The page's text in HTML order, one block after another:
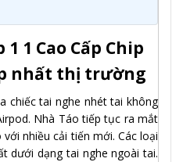
1 Cao Cấp Chip
nhất thị trường
chiếc tai nghe nhét tai không
Nhà Táo tiếp tục ra mắt
nhiều cải tiến mới. Các loại
dưới dạng tai nghe ngoài tai.